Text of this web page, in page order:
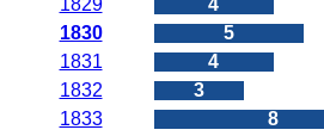
1829
4
1830
5
1831
4
1832
3
1833
8